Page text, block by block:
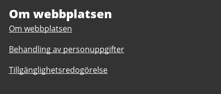
Konst
Om webbplatsen
Om webbplatsen
Behandling av personuppgifter
Tillgänglighetsredogörelse